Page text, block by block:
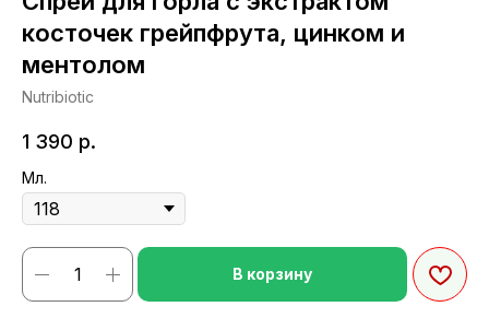
косточек грейпфрута, цинком и
ментолом
Nutribiotic
1 390 р.
Мл.
В корзину